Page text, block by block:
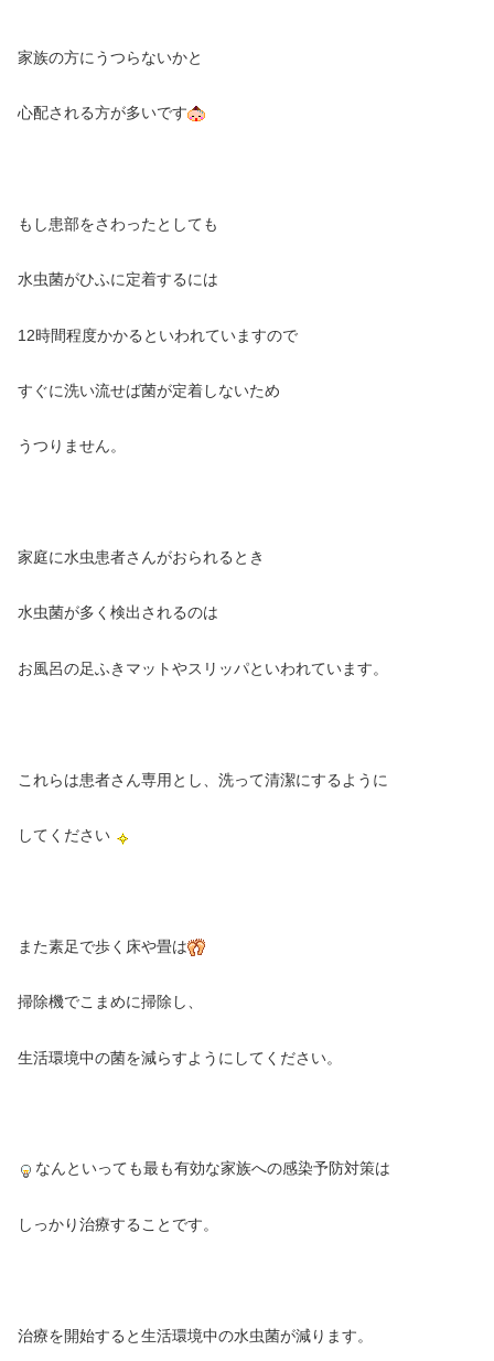
家族の方にうつらないかと
心配される方が多いです
もし患部をさわったとしても
水虫菌がひふに定着するには
12時間程度かかるといわれていますので
すぐに洗い流せば菌が定着しないため
うつりません。
家庭に水虫患者さんがおられるとき
水虫菌が多く検出されるのは
お風呂の足ふきマットやスリッパといわれています。
これらは患者さん専用とし、洗って清潔にするように
してください
また素足で歩く床や畳は
掃除機でこまめに掃除し、
生活環境中の菌を減らすようにしてください。
なんといっても最も有効な家族への感染予防対策は
しっかり治療することです。
治療を開始すると生活環境中の水虫菌が減ります。